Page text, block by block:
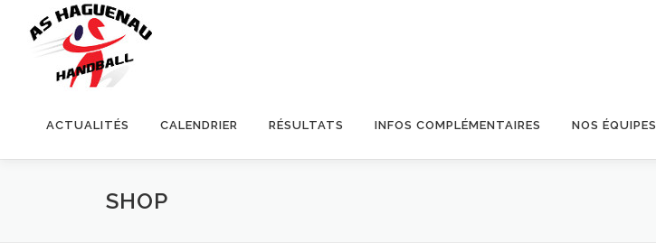
ACTUALITÉS CALENDRIER RÉSULTATS INFOS COMPLÉMENTAIRES NOS ÉQUIPES
SHOP